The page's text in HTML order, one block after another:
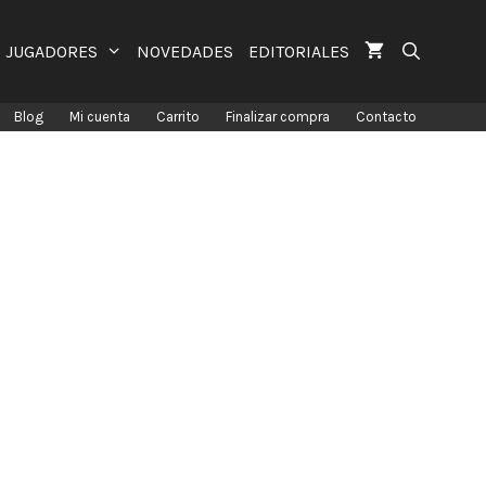
JUGADORES NOVEDADES EDITORIALES
Blog Mi cuenta Carrito Finalizar compra Contacto